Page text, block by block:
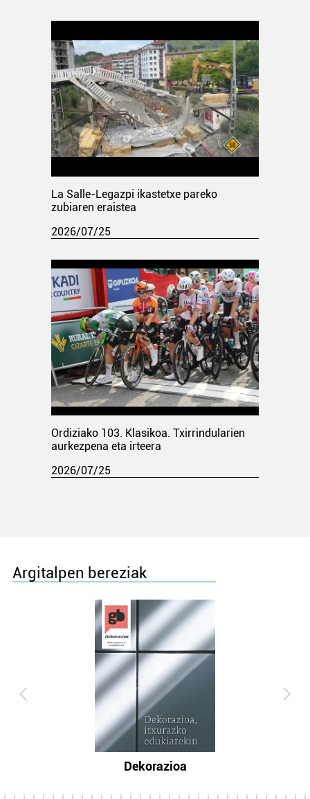
La Salle-Legazpi ikastetxe pareko
zubiaren eraistea
2026/07/25
Ordiziako 103. Klasikoa. Txirrindularien
aurkezpena eta irteera
2026/07/25
Argitalpen bereziak
Dekorazioa